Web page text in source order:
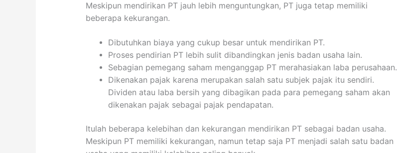
Meskipun mendirikan PT jauh lebih menguntungkan, PT juga tetap memiliki
beberapa kekurangan.
Dibutuhkan biaya yang cukup besar untuk mendirikan PT.
Proses pendirian PT lebih sulit dibandingkan jenis badan usaha lain.
Sebagian pemegang saham menganggap PT merahasiakan laba perusahaan.
Dikenakan pajak karena merupakan salah satu subjek pajak itu sendiri.
Dividen atau laba bersih yang dibagikan pada para pemegang saham akan
dikenakan pajak sebagai pajak pendapatan.
Itulah beberapa kelebihan dan kekurangan mendirikan PT sebagai badan usaha.
Meskipun PT memiliki kekurangan, namun tetap saja PT menjadi salah satu badan